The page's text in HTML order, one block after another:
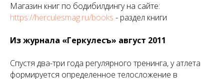
Магазин книг по бодибилдингу на сайте:
https://herculesmag.ru/books - раздел книги
Из журнала «Геркулесъ» август 2011
Спустя два-три года регулярного тренинга, у атлета
формируется определенное телосложение в